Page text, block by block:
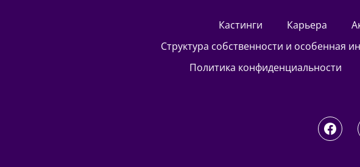
кастинги Карьера
Структура собственности и особенная
Политика конфиденциальности